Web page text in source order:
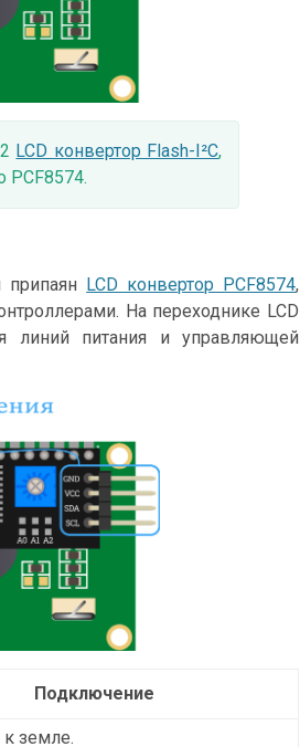
LCD конвертор Flash-I²C,
PCF8574.
LCD конвертор PCF8574,
На переходнике LCD
линий питания и управляющей
Подключение
земле.